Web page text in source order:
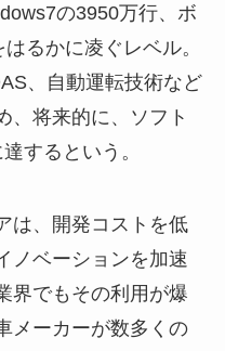
の3950万行、ボ
るかに凌ぐレベル。
、自動運転技術など
、将来的に、ソフト
するという。
は、開発コストを低
ノベーションを加速
界でもその利用が爆
メーカーが数多くの